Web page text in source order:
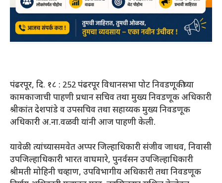
पंढरपूर, दि. १८ : 252 पंढरपूर विधानसभा पोट निवडणूकीच्या
कामकाजाची पाहणी प्रधान सचिव तथा मुख्य निवडणूक अधिकारी
श्रीकांत देशपांडे व उपसचिव तथा सहाय्यक मुख्य निवडणूक
अधिकारी अ.ना.वळवी यांनी आज पाहणी केली.
यावेळी त्यांच्यासमवेत अप्पर जिल्हाधिकारी संजीव जाधव, निवासी
उपजिल्हाधिकारी भारत वाघमारे, पुनर्वसन उपजिल्हाधिकारी
श्रीमती मोहिनी चव्हाण, उपविभागीय अधिकारी तथा निवडणूक